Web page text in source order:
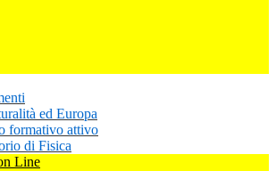
ed Europa
formativo attivo
di Fisica
Line